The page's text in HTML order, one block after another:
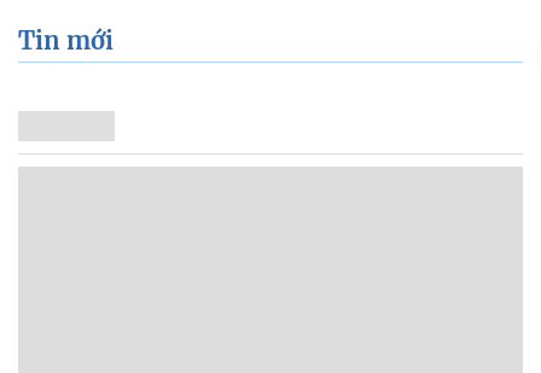
Tin mới